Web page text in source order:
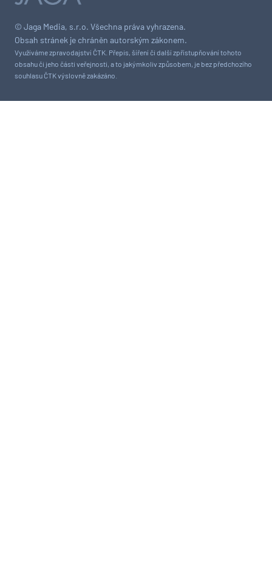
© Jaga Media, s.r.o. Všechna práva vyhrazena.
Obsah stránek je chráněn autorským zákonem.
Využíváme zpravodajství ČTK. Přepis, šíření či další zpřístupňování tohoto
obsahu či jeho části veřejnosti, a to jakýmkoliv způsobem, je bez předchozího
souhlasu ČTK výslovně zakázáno.